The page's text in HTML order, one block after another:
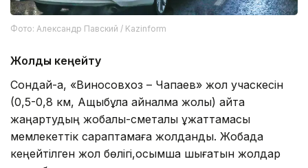
Фото: Александр Павский / Kazinform
Жолды кеңейту
Сондай-ақ, «Виносовхоз – Чапаев» жол учаскесін
(0,5-0,8 км, Ащыбұлақ айналма жолы) қайта
жаңартудың жобалық-сметалық құжаттамасы
мемлекеттік сараптамаға жолданды. Жобада
кеңейтілген жол бөлігі,қосымша шығатын жолдар